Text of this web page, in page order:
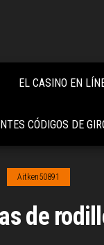
EL CASINO EN
CÓDIGOS DE
Aitken50891
de